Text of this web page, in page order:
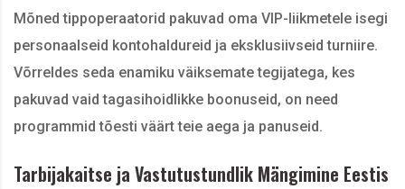
Mõned tippoperaatorid pakuvad oma VIP-liikmetele isegi
personaalseid kontohaldureid ja eksklusiivseid turniire.
Võrreldes seda enamiku väiksemate tegijatega, kes
pakuvad vaid tagasihoidlikke boonuseid, on need
programmid tõesti väärt teie aega ja panuseid.
Tarbijakaitse ja Vastutustundlik Mängimine Eestis